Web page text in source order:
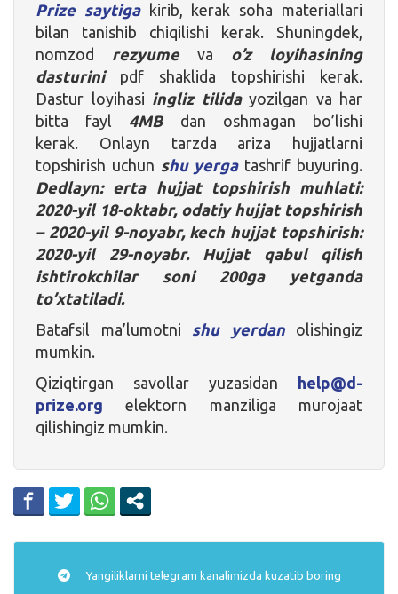
Prize saytigakirib, kerak soha materiallari
bilan tanishib chiqilishi kerak. Shuningdek,
nomzod rezyumeva o’z loyihasining
dasturinipdf shaklida topshirishi kerak.
Dastur loyihasi ingliz tilidayozilgan va har
bitta fayl 4MBdan oshmagan bo’lishi
kerak. Onlayn tarzda ariza hujjatlarni
topshirish uchun shu yerga tashrif buyuring.
Dedlayn: erta hujjat topshirish muhlati:
2020-yil 18-oktabr, odatiy hujjat topshirish
– 2020-yil 9-noyabr, kech hujjat topshirish:
2020-yil 29-noyabr. Hujjat qabul qilish
ishtirokchilar soni 200ga yetganda
to’xtatiladi.
Batafsil ma’lumotni shu yerdanolishingiz
mumkin.
Qiziqtirgan savollar yuzasidan help@d-
prize.orgelektorn manziliga murojaat
qilishingiz mumkin.
Yangiliklarni telegram kanalimizda kuzatib boring